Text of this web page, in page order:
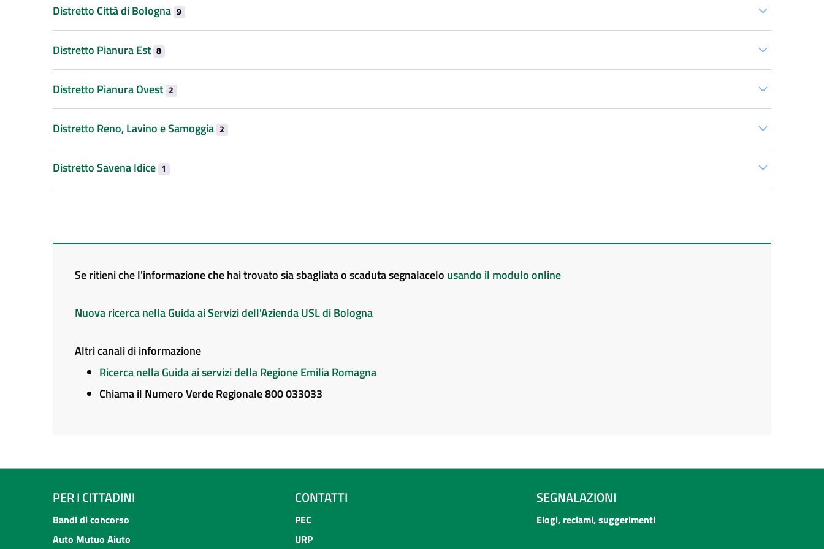
Distretto Città di Bologna 9
Distretto Pianura Est 8
Distretto Pianura Ovest 2
Distretto Reno, Lavino e Samoggia 2
Distretto Savena Idice 1
Se ritieni che l'informazione che hai trovato sia sbagliata o scaduta segnalacelo usando il modulo online
Nuova ricerca nella Guida ai Servizi dell'Azienda USL di Bologna
Altri canali di informazione
Ricerca nella Guida ai servizi della Regione Emilia Romagna
Chiama il Numero Verde Regionale 800 033033
PER I CITTADINI
Bandi di concorso
Auto Mutuo Aiuto
CONTATTI
PEC
URP
SEGNALAZIONI
Elogi, reclami, suggerimenti